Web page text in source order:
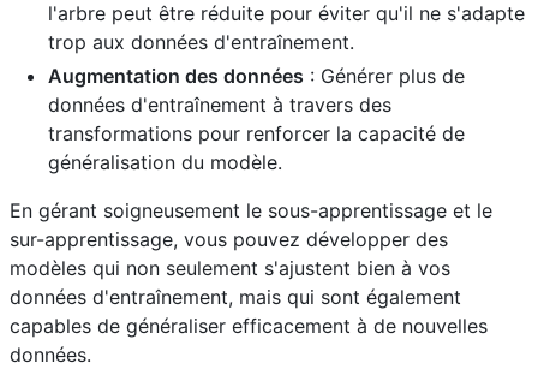
l'arbre peut être réduite pour éviter qu'il ne s'adapte
trop aux données d'entraînement.
Augmentation des données : Générer plus de
données d'entraînement à travers des
transformations pour renforcer la capacité de
généralisation du modèle.
En gérant soigneusement le sous-apprentissage et le
sur-apprentissage, vous pouvez développer des
modèles qui non seulement s'ajustent bien à vos
données d'entraînement, mais qui sont également
capables de généraliser efficacement à de nouvelles
données.